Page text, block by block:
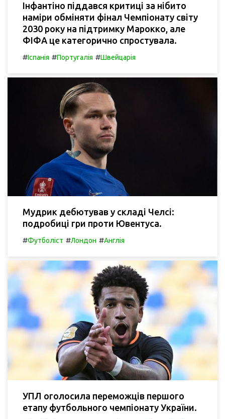
Інфантіно піддався критиці за нібито
наміри обміняти фінал Чемпіонату світу
2030 року на підтримку Марокко, але
ФІФА це категорично спростувала.
#Іспанія #Португалія #Швейцарія
Мудрик дебютував у складі Челсі:
подробиці гри проти Ювентуса.
#Футболіст #Лондон #Англія
УПЛ оголосила переможців першого
етапу футбольного чемпіонату України.